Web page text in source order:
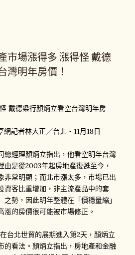
市場漲得多 漲得怪 戴德
灣明年房價！
戴德梁行顏炳立看空台灣明年房
網記者林大正／台北‧11月18日
總經理顏炳立指出，他看空明年台灣
由是從2003年起房地產復甦至今，
非常明顯；而北市漲太多，市場已出
資客比重增加，非主流產品中的套
勢，因此明年整體在「價穩量縮」
漲的房價很可能被市場修正。
台北世貿的展期進入第2天，顏炳立
的看法。顏炳立指出，房地產和金融